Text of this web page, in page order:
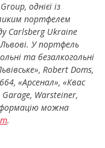
однієї із
портфелем
Carlsberg Ukraine
У портфель
та безалкогольні
Robert Doms,
«Арсенал», «Квас
Garage, Warsteiner,
можна
.